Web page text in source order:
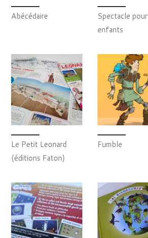
Abécédaire
Spectacle pour
enfants
Le Petit Leonard
(éditions Faton)
Fumble